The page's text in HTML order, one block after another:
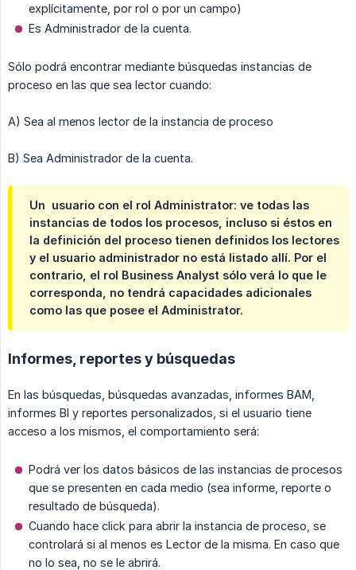
explícitamente, por rol o por un campo)
Es Administrador de la cuenta.
Sólo podrá encontrar mediante búsquedas instancias de
proceso en las que sea lector cuando:
A) Sea al menos lector de la instancia de proceso
B) Sea Administrador de la cuenta.
Un  usuario con el rol Administrator: ve todas las
instancias de todos los procesos, incluso si éstos en
la definición del proceso tienen definidos los lectores
y el usuario administrador no está listado allí. Por el
contrario, el rol Business Analyst sólo verá lo que le
corresponda, no tendrá capacidades adicionales
como las que posee el Administrator.
Informes, reportes y búsquedas
En las búsquedas, búsquedas avanzadas, informes BAM,
informes BI y reportes personalizados, si el usuario tiene
acceso a los mismos, el comportamiento será:
Podrá ver los datos básicos de las instancias de procesos
que se presenten en cada medio (sea informe, reporte o
resultado de búsqueda).
Cuando hace click para abrir la instancia de proceso, se
controlará si al menos es Lector de la misma. En caso que
no lo sea, no se le abrirá.